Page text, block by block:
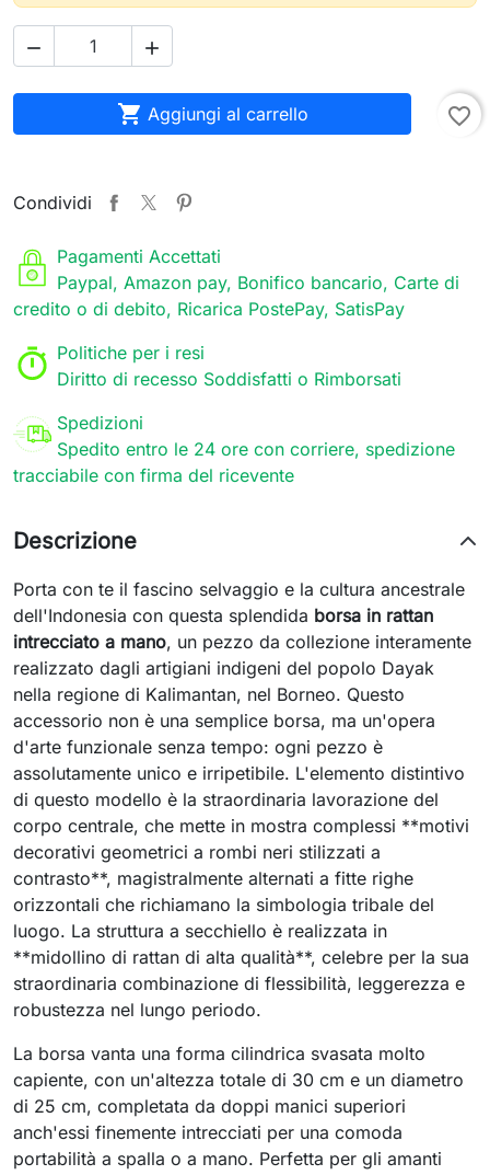
 
 Aggiungi al carrello favorite_border
Condividi
Pagamenti Accettati
Paypal, Amazon pay, Bonifico bancario, Carte di
credito o di debito, Ricarica PostePay, SatisPay
Politiche per i resi
Diritto di recesso Soddisfatti o Rimborsati
Spedizioni
Spedito entro le 24 ore con corriere, spedizione
tracciabile con firma del ricevente
Descrizione
Porta con te il fascino selvaggio e la cultura ancestrale
dell'Indonesia con questa splendida borsa in rattan
intrecciato a mano, un pezzo da collezione interamente
realizzato dagli artigiani indigeni del popolo Dayak
nella regione di Kalimantan, nel Borneo. Questo
accessorio non è una semplice borsa, ma un'opera
d'arte funzionale senza tempo: ogni pezzo è
assolutamente unico e irripetibile. L'elemento distintivo
di questo modello è la straordinaria lavorazione del
corpo centrale, che mette in mostra complessi **motivi
decorativi geometrici a rombi neri stilizzati a
contrasto**, magistralmente alternati a fitte righe
orizzontali che richiamano la simbologia tribale del
luogo. La struttura a secchiello è realizzata in
**midollino di rattan di alta qualità**, celebre per la sua
straordinaria combinazione di flessibilità, leggerezza e
robustezza nel lungo periodo.
La borsa vanta una forma cilindrica svasata molto
capiente, con un'altezza totale di 30 cm e un diametro
di 25 cm, completata da doppi manici superiori
anch'essi finemente intrecciati per una comoda
portabilità a spalla o a mano. Perfetta per gli amanti